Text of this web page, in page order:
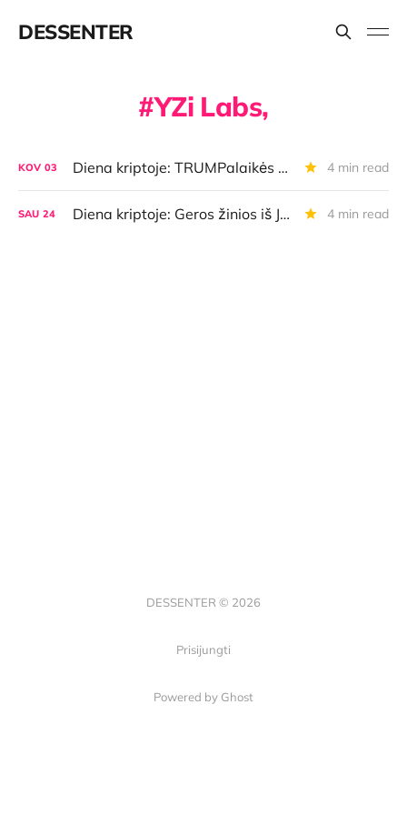
DESSENTER
YZi Labs,
KOV 03 Diena kriptoje: TRUMPalaikės BTC nuolaidos, JAV kripto portfelis, kripto AI signalai ir dar daugiau 4 min read
SAU 24 Diena kriptoje: Geros žinios iš JAV, blogos žinios iš Prancūzijos, CZ imasi investicijų, BTC ruošiasi kažkam 4 min read
DESSENTER © 2026
Prisijungti
Powered by Ghost